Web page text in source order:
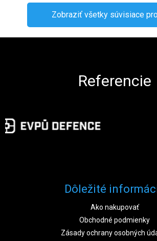
Zobraziť všetky súvisiace
Referencie
Dôležité
Ako nakupovať
Obchodné podmienky
Zásady ochrany osobných